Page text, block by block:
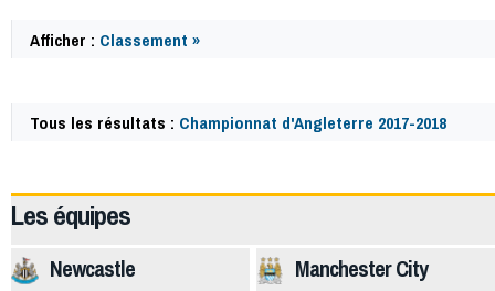
Afficher : Classement »
Tous les résultats : Championnat d'Angleterre 2017-2018
Les équipes
Manchester City
Newcastle